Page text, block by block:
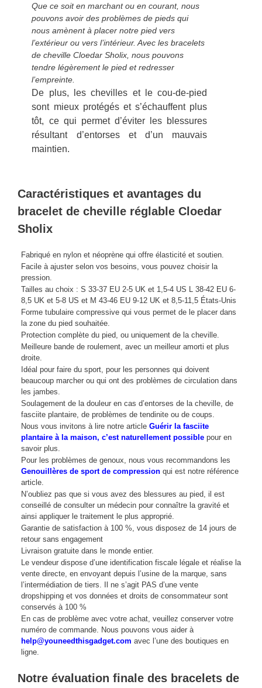
Que ce soit en marchant ou en courant, nous
pouvons avoir des problèmes de pieds qui
nous amènent à placer notre pied vers
l’extérieur ou vers l’intérieur. Avec les bracelets
de cheville Cloedar Sholix, nous pouvons
tendre légèrement le pied et redresser
l’empreinte.
De plus, les chevilles et le cou-de-pied
sont mieux protégés et s’échauffent plus
tôt, ce qui permet d’éviter les blessures
résultant d’entorses et d’un mauvais
maintien.
Caractéristiques et avantages du
bracelet de cheville réglable Cloedar
Sholix
Fabriqué en nylon et néoprène qui offre élasticité et soutien.
Facile à ajuster selon vos besoins, vous pouvez choisir la
pression.
Tailles au choix : S 33-37 EU 2-5 UK et 1,5-4 US L 38-42 EU 6-
8,5 UK et 5-8 US et M 43-46 EU 9-12 UK et 8,5-11,5 États-Unis
Forme tubulaire compressive qui vous permet de le placer dans
la zone du pied souhaitée.
Protection complète du pied, ou uniquement de la cheville.
Meilleure bande de roulement, avec un meilleur amorti et plus
droite.
Idéal pour faire du sport, pour les personnes qui doivent
beaucoup marcher ou qui ont des problèmes de circulation dans
les jambes.
Soulagement de la douleur en cas d’entorses de la cheville, de
fasciite plantaire, de problèmes de tendinite ou de coups.
Nous vous invitons à lire notre article Guérir la fasciite
plantaire à la maison, c’est naturellement possible pour en
savoir plus.
Pour les problèmes de genoux, nous vous recommandons les
Genouillères de sport de compression qui est notre référence
article.
N’oubliez pas que si vous avez des blessures au pied, il est
conseillé de consulter un médecin pour connaître la gravité et
ainsi appliquer le traitement le plus approprié.
Garantie de satisfaction à 100 %, vous disposez de 14 jours de
retour sans engagement
Livraison gratuite dans le monde entier.
Le vendeur dispose d’une identification fiscale légale et réalise la
vente directe, en envoyant depuis l’usine de la marque, sans
l’intermédiation de tiers. Il ne s’agit PAS d’une vente
dropshipping et vos données et droits de consommateur sont
conservés à 100 %
En cas de problème avec votre achat, veuillez conserver votre
numéro de commande. Nous pouvons vous aider à
help@youneedthisgadget.com avec l’une des boutiques en
ligne.
Notre évaluation finale des bracelets de